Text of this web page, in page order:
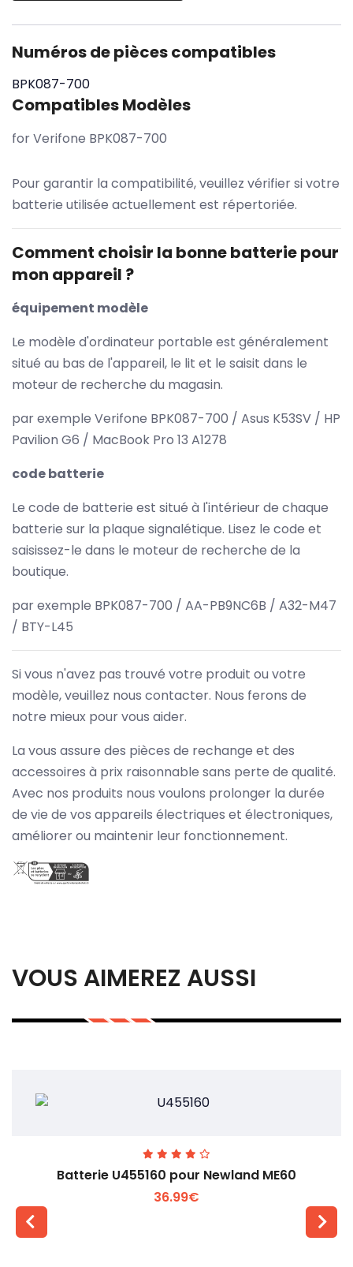
Numéros de pièces compatibles
BPK087-700
Compatibles Modèles
for Verifone BPK087-700
Pour garantir la compatibilité, veuillez vérifier si votre
batterie utilisée actuellement est répertoriée.
Comment choisir la bonne batterie pour
mon appareil ?
équipement modèle
Le modèle d'ordinateur portable est généralement
situé au bas de l'appareil, le lit et le saisit dans le
moteur de recherche du magasin.
par exemple Verifone BPK087-700 / Asus K53SV / HP
Pavilion G6 / MacBook Pro 13 A1278
code batterie
Le code de batterie est situé à l'intérieur de chaque
batterie sur la plaque signalétique. Lisez le code et
saisissez-le dans le moteur de recherche de la
boutique.
par exemple BPK087-700 / AA-PB9NC6B / A32-M47
/ BTY-L45
Si vous n'avez pas trouvé votre produit ou votre
modèle, veuillez nous contacter. Nous ferons de
notre mieux pour vous aider.
La vous assure des pièces de rechange et des
accessoires à prix raisonnable sans perte de qualité.
Avec nos produits nous voulons prolonger la durée
de vie de vos appareils électriques et électroniques,
améliorer ou maintenir leur fonctionnement.
VOUS AIMEREZ AUSSI
Batterie U455160 pour Newland ME60
36.99€